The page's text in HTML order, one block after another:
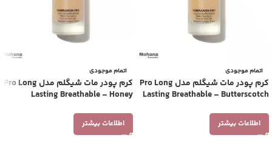
اتمام موجودی
کرم پودر مات شیگلم مدل Pro Long
Lasting Breathable – Butterscotch
اطلاعات بیشتر
اتمام موجودی
کرم پودر مات شیگلم مدل Pro Long
Lasting Breathable – Honey
اطلاعات بیشتر